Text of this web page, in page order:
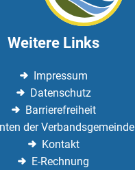
Weitere Links
Impressum
Datenschutz
Barrierefreiheit
der Verbandsgemeinde
Kontakt
E-Rechnung